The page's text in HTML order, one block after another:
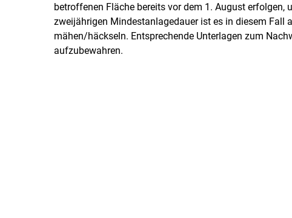
betroffenen Fläche bereits vor dem 1. August
zweijährigen Mindestanlagedauer ist es in diesem Fall
mähen/häckseln. Entsprechende Unterlagen zum
aufzubewahren.